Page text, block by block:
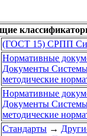
(ГОСТ 15) СРПП
Нормативные
Документы Системы
методические
Нормативные
Документы Системы
методические
Стандарты →